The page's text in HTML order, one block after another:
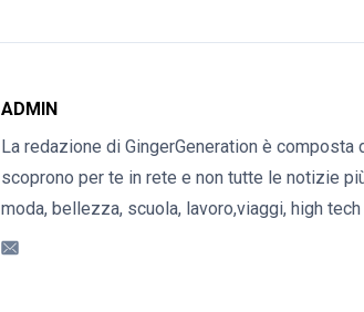
ADMIN
La redazione di GingerGeneration è
scoprono per te in rete e non tutte le notizie
moda, bellezza, scuola, lavoro,viaggi, high tech